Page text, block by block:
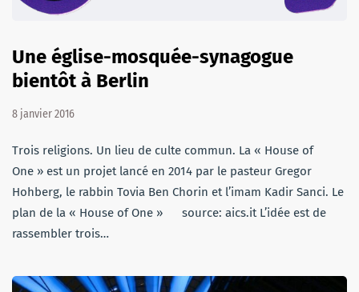
Une église-mosquée-synagogue
bientôt à Berlin
8 janvier 2016
Trois religions. Un lieu de culte commun. La « House of
One » est un projet lancé en 2014 par le pasteur Gregor
Hohberg, le rabbin Tovia Ben Chorin et l’imam Kadir Sanci. Le
plan de la « House of One » source: aics.it L’idée est de
rassembler trois…